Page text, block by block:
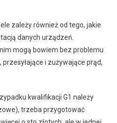
zależy również od tego, jakie
danych urządzeń.
mogą bowiem bez problemu
i zużywające prąd,
kwalifikacji G1 należy
trzeba przygotować